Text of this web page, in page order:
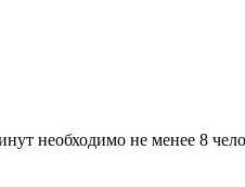
необходимо не менее 8